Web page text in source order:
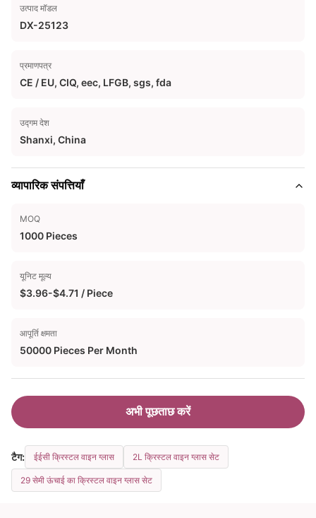
उत्पाद मॉडल
DX-25123
प्रमाणपत्र
CE / EU, CIQ, eec, LFGB, sgs, fda
उद्गम देश
Shanxi, China
व्यापारिक संपत्तियाँ
MOQ
1000 Pieces
यूनिट मूल्य
$3.96-$4.71 / Piece
आपूर्ति क्षमता
50000 Pieces Per Month
अभी पूछताछ करें
टैग: ईईसी क्रिस्टल वाइन ग्लास 2L क्रिस्टल वाइन ग्लास सेट
29 सेमी ऊंचाई का क्रिस्टल वाइन ग्लास सेट